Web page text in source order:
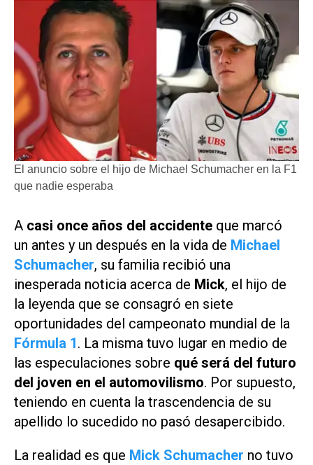
El anuncio sobre el hijo de Michael Schumacher en la F1
que nadie esperaba
A casi once años del accidente que marcó
un antes y un después en la vida de Michael
Schumacher, su familia recibió una
inesperada noticia acerca de Mick, el hijo de
la leyenda que se consagró en siete
oportunidades del campeonato mundial de la
Fórmula 1. La misma tuvo lugar en medio de
las especulaciones sobre qué será del futuro
del joven en el automovilismo. Por supuesto,
teniendo en cuenta la trascendencia de su
apellido lo sucedido no pasó desapercibido.
La realidad es que Mick Schumacher no tuvo